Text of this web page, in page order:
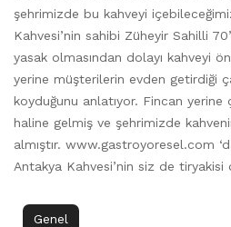
şehrimizde bu kahveyi
Kahvesi’nin sahibi Züheyir Sahilli
yasak olmasından dolayı kahveyi
yerine müşterilerin evden getirdiği
koyduğunu anlatıyor. Fincan yerine
haline gelmiş ve şehrimizde
almıştır. www.gastroyoresel.com
Antakya Kahvesi’nin siz de tiryakisi
Genel